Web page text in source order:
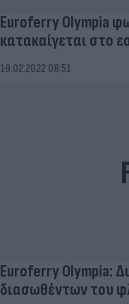
Euroferry Olympia
κατακαίγεται στο
19.02.2022 08:51
Euroferry Olympia:
διασωθέντων του